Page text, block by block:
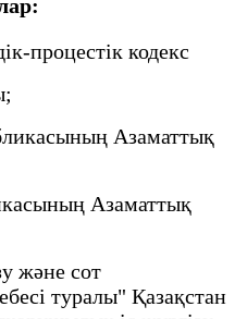
процестік кодекс
Азаматтық
Азаматтық
және сот
туралы" Қазақстан